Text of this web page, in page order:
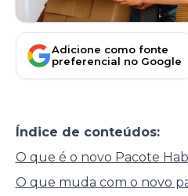
Adicione como fonte
preferencial no Google
Índice de conteúdos:
O que é o novo Pacote
O que muda com o novo